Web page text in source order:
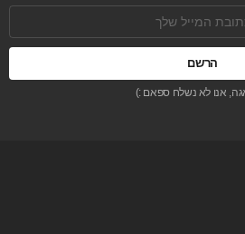
אנו לא נשלח ספאם :)